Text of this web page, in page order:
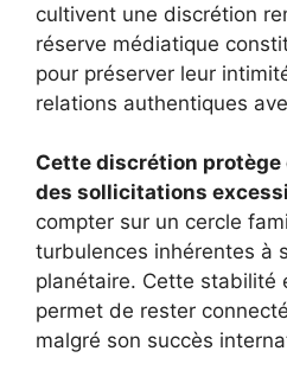
cultivent une discrétion
réserve médiatique
pour préserver leur
relations authentiques
Cette discrétion protège
des sollicitations
compter sur un cercle
turbulences inhérentes à
planétaire. Cette stabilité
permet de rester
malgré son succès